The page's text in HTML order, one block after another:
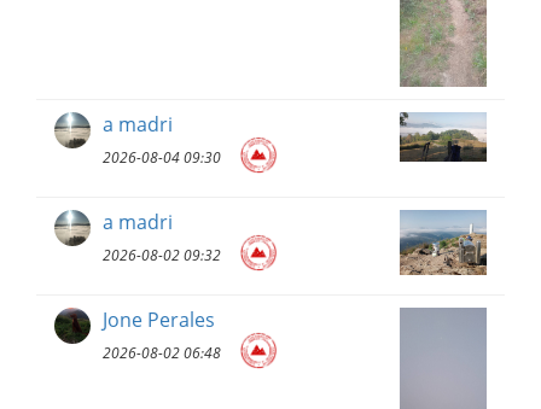
a madri
2026-08-04 09:30
a madri
2026-08-02 09:32
Jone Perales
2026-08-02 06:48